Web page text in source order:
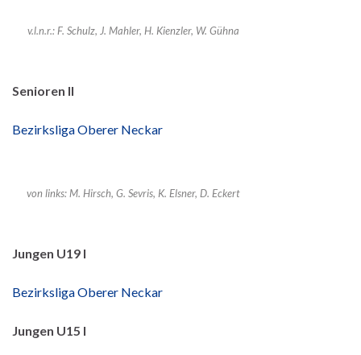
v.l.n.r.: F. Schulz, J. Mahler, H. Kienzler, W. Gühna
Senioren II
Bezirksliga Oberer Neckar
von links: M. Hirsch, G. Sevris, K. Elsner, D. Eckert
Jungen U19 I
Bezirksliga Oberer Neckar
Jungen U15 I